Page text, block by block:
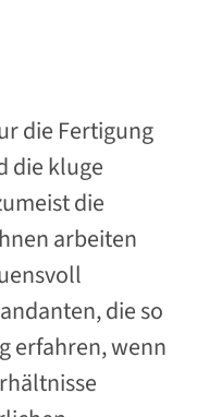
die Fertigung
die kluge
die
arbeiten
die so
erfahren, wenn